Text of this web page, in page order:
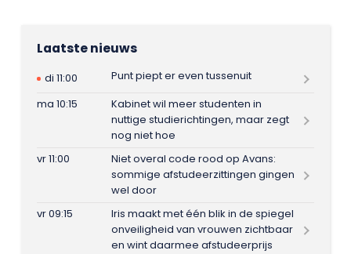
Laatste nieuws
di 11:00
Punt piept er even tussenuit
ma 10:15
Kabinet wil meer studenten in
nuttige studierichtingen, maar zegt
nog niet hoe
vr 11:00
Niet overal code rood op Avans:
sommige afstudeerzittingen gingen
wel door
vr 09:15
Iris maakt met één blik in de spiegel
onveiligheid van vrouwen zichtbaar
en wint daarmee afstudeerprijs